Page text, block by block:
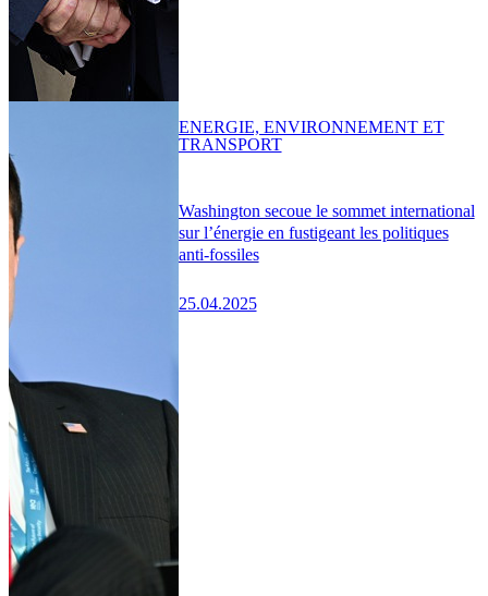
Washington secoue le sommet international
sur l’énergie en fustigeant les politiques
anti-fossiles
25.04.2025
ENERGIE, ENVIRONNEMENT ET
TRANSPORT